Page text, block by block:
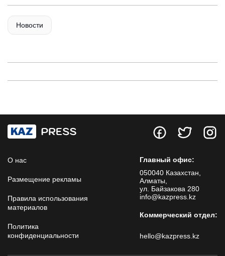
Новости
О нас
Размещение рекламы
Правила использования
материалов
Политика
конфиденциальности
Главный офис:
050040 Казахстан,
Алматы,
ул. Байзакова 280
info@kazpress.kz
Коммерческий отдел:
hello@kazpress.kz